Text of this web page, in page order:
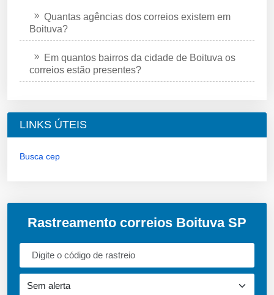
Quantas agências dos correios existem em
Boituva?
Em quantos bairros da cidade de Boituva os
correios estão presentes?
LINKS ÚTEIS
Busca cep
Rastreamento correios Boituva SP